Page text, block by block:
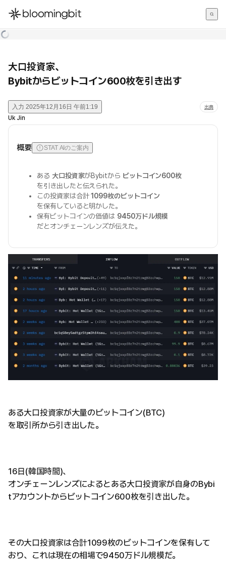
한국어
大口投資家、
Bybitからビットコイン600枚を引き出す
入力 2025年12月16日 午前1:19 出典
Uk Jin
概要 STAT AIのご案内
ある 大口投資家がBybitから ビットコイン600枚
を引き出したと伝えられた。
この投資家は合計1099枚のビットコイン
を保有していると明かした。
保有ビットコインの価値は 9450万ドル規模
だとオンチェーンレンズが伝えた。
ある大口投資家が大量のビットコイン(BTC)
を取引所から引き出した。
16日(韓国時間)、
オンチェーンレンズによるとある大口投資家が自身のBybi
tアカウントからビットコイン600枚を引き出した。
その大口投資家は合計1099枚のビットコインを保有して
おり、これは現在の相場で9450万ドル規模だ。